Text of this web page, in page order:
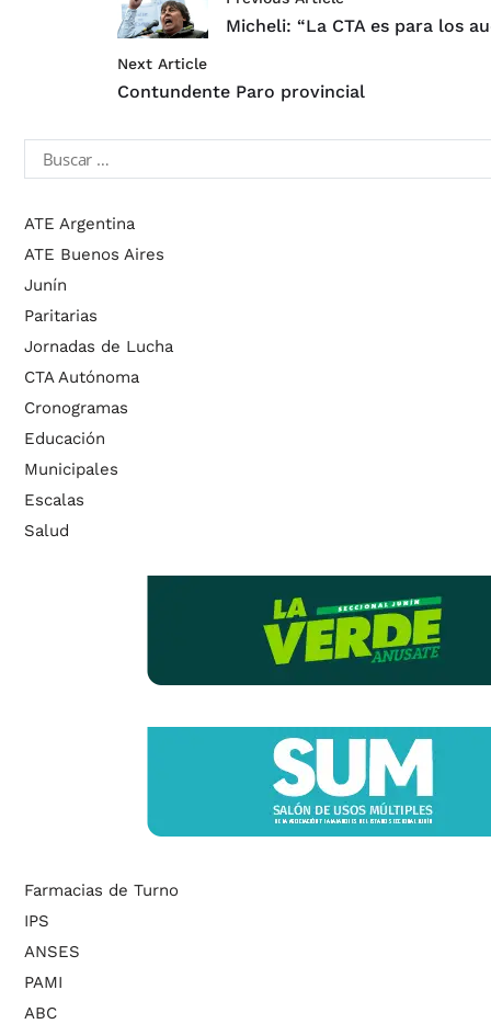
Micheli: “La CTA es para los
Next Article
Contundente Paro provincial
ATE Argentina
ATE Buenos Aires
Junín
Paritarias
Jornadas de Lucha
CTA Autónoma
Cronogramas
Educación
Municipales
Escalas
Salud
Farmacias de Turno
IPS
ANSES
PAMI
ABC